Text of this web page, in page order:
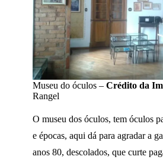
Museu do óculos – Crédito da
Rangel
O museu dos óculos, tem óculos
e épocas, aqui dá para agradar a
anos 80, descolados, que curte